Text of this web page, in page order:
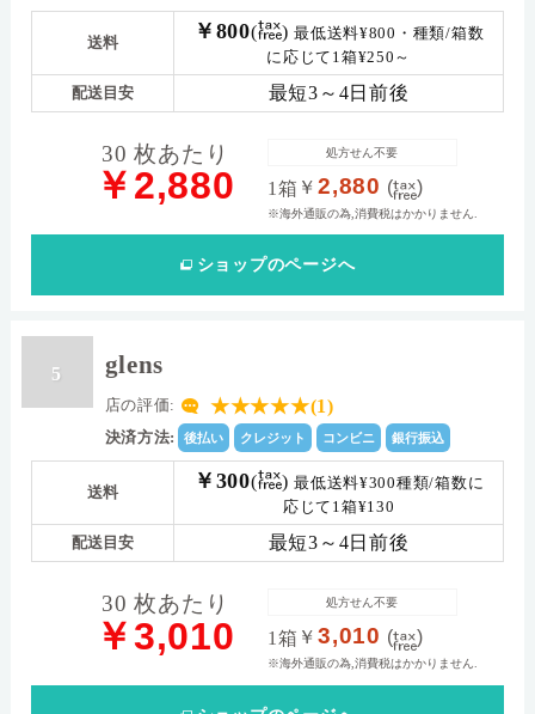
送料 ￥800( )最低送料¥800・種類/箱数
に応じて1箱¥250～
配送目安 最短3～4日前後
30 枚あたり
￥2,880 1箱 ￥2,880 ( )
※海外通販の為,消費税はかかりません.
処方せん不要
ショップのページへ
5 glens
店の評価: ★★★★★(1)
決済方法: 後払い クレジット コンビニ 銀行振込
送料 ￥300( )最低送料¥300種類/箱数に
応じて1箱¥130
配送目安 最短3～4日前後
30 枚あたり
￥3,010 1箱 ￥3,010 ( )
※海外通販の為,消費税はかかりません.
処方せん不要